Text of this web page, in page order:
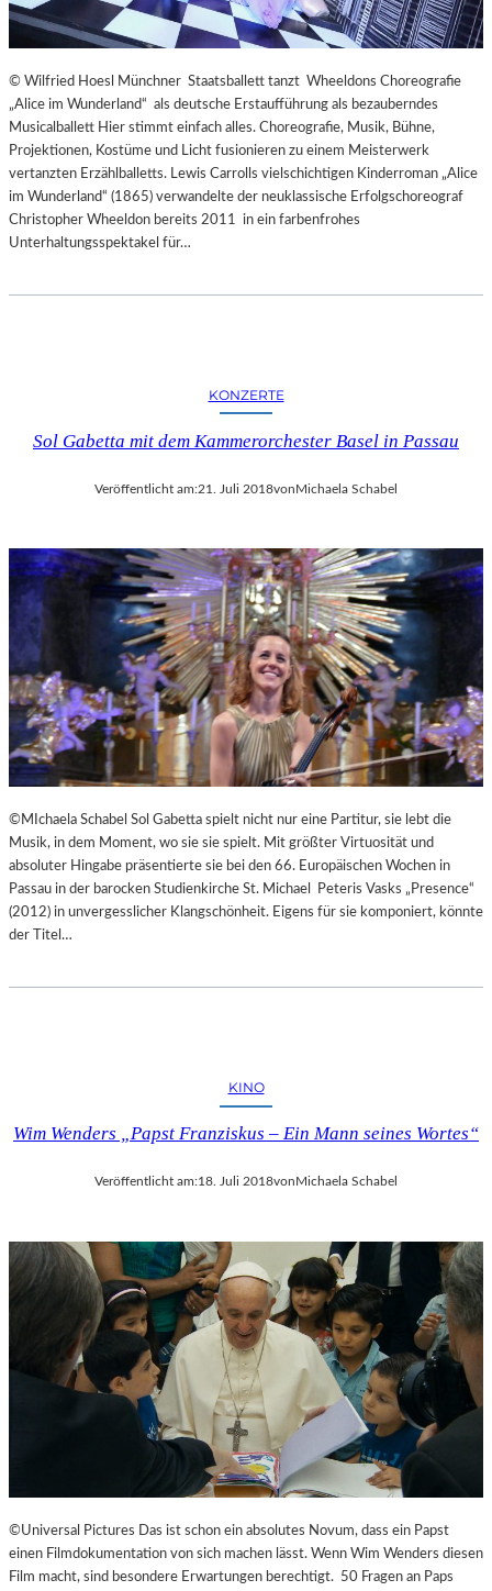
© Wilfried Hoesl Münchner Staatsballett tanzt Wheeldons Choreografie
„Alice im Wunderland“ als deutsche Erstaufführung als bezauberndes
Musicalballett Hier stimmt einfach alles. Choreografie, Musik, Bühne,
Projektionen, Kostüme und Licht fusionieren zu einem Meisterwerk
vertanzten Erzählballetts. Lewis Carrolls vielschichtigen Kinderroman „Alice
im Wunderland“ (1865) verwandelte der neuklassische Erfolgschoreograf
Christopher Wheeldon bereits 2011 in ein farbenfrohes
Unterhaltungsspektakel für…
KONZERTE
Sol Gabetta mit dem Kammerorchester Basel in Passau
Veröffentlicht am:21. Juli 2018vonMichaela Schabel
©MIchaela Schabel Sol Gabetta spielt nicht nur eine Partitur, sie lebt die
Musik, in dem Moment, wo sie sie spielt. Mit größter Virtuosität und
absoluter Hingabe präsentierte sie bei den 66. Europäischen Wochen in
Passau in der barocken Studienkirche St. Michael Peteris Vasks „Presence“
(2012) in unvergesslicher Klangschönheit. Eigens für sie komponiert, könnte
der Titel…
KINO
Wim Wenders „Papst Franziskus – Ein Mann seines Wortes“
Veröffentlicht am:18. Juli 2018von Michaela Schabel
©Universal Pictures Das ist schon ein absolutes Novum, dass ein Papst
einen Filmdokumentation von sich machen lässt. Wenn Wim Wenders diesen
Film macht, sind besondere Erwartungen berechtigt. 50 Fragen an Paps